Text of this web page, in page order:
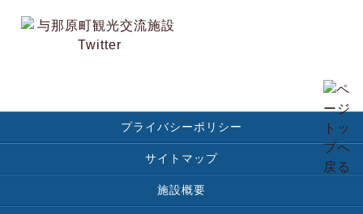
プライバシーポリシー
サイトマップ
施設概要